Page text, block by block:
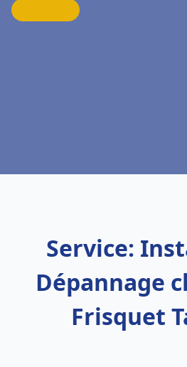
Service:
Dépannage
Frisquet